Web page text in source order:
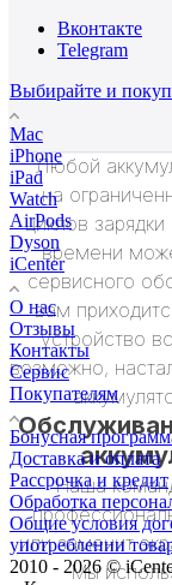
Любой
на
циклов
времени
сервисного
вам
устройство
возможно,
Наша
или заменит
Мы
Вконтакте
Telegram
Выбирайте и
Mac
iPhone
iPad
Watch
AirPods
Dyson
iCenter
О нас
Отзывы
Контакты
Сервис
Покупателям
Бонусная
Доставка и оплата
Рассрочка и кредит
Обработка
Общие условия
употреблении
2010 - 2026 ©